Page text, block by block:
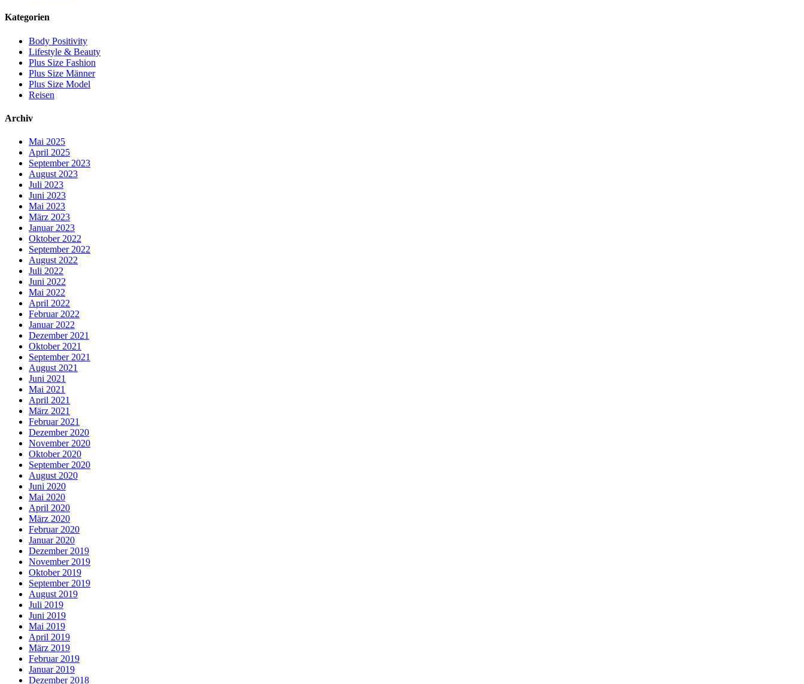
Kategorien
Body Positivity
Lifestyle & Beauty
Plus Size Fashion
Plus Size Männer
Plus Size Model
Reisen
Archiv
Mai 2025
April 2025
September 2023
August 2023
Juli 2023
Juni 2023
Mai 2023
März 2023
Januar 2023
Oktober 2022
September 2022
August 2022
Juli 2022
Juni 2022
Mai 2022
April 2022
Februar 2022
Januar 2022
Dezember 2021
Oktober 2021
September 2021
August 2021
Juni 2021
Mai 2021
April 2021
März 2021
Februar 2021
Dezember 2020
November 2020
Oktober 2020
September 2020
August 2020
Juni 2020
Mai 2020
April 2020
März 2020
Februar 2020
Januar 2020
Dezember 2019
November 2019
Oktober 2019
September 2019
August 2019
Juli 2019
Juni 2019
Mai 2019
April 2019
März 2019
Februar 2019
Januar 2019
Dezember 2018